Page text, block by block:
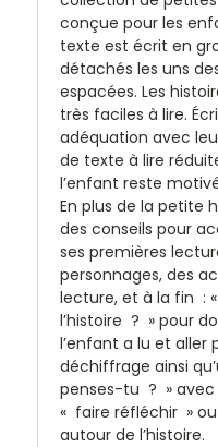
conçue pour les
texte est écrit en
détachés les uns
espacées. Les
très faciles à lire.
adéquation avec
de texte à lire
l’enfant reste
En plus de la petite
des conseils pour
ses premières
personnages, des
lecture, et à la fin :
l’histoire ? » pour
l’enfant a lu et aller
déchiffrage ainsi
penses-tu ? » avec
« faire réfléchir »
autour de l’histoire.